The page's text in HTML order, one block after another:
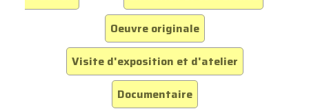
Oeuvre originale
Visite d'exposition et d'atelier
Documentaire